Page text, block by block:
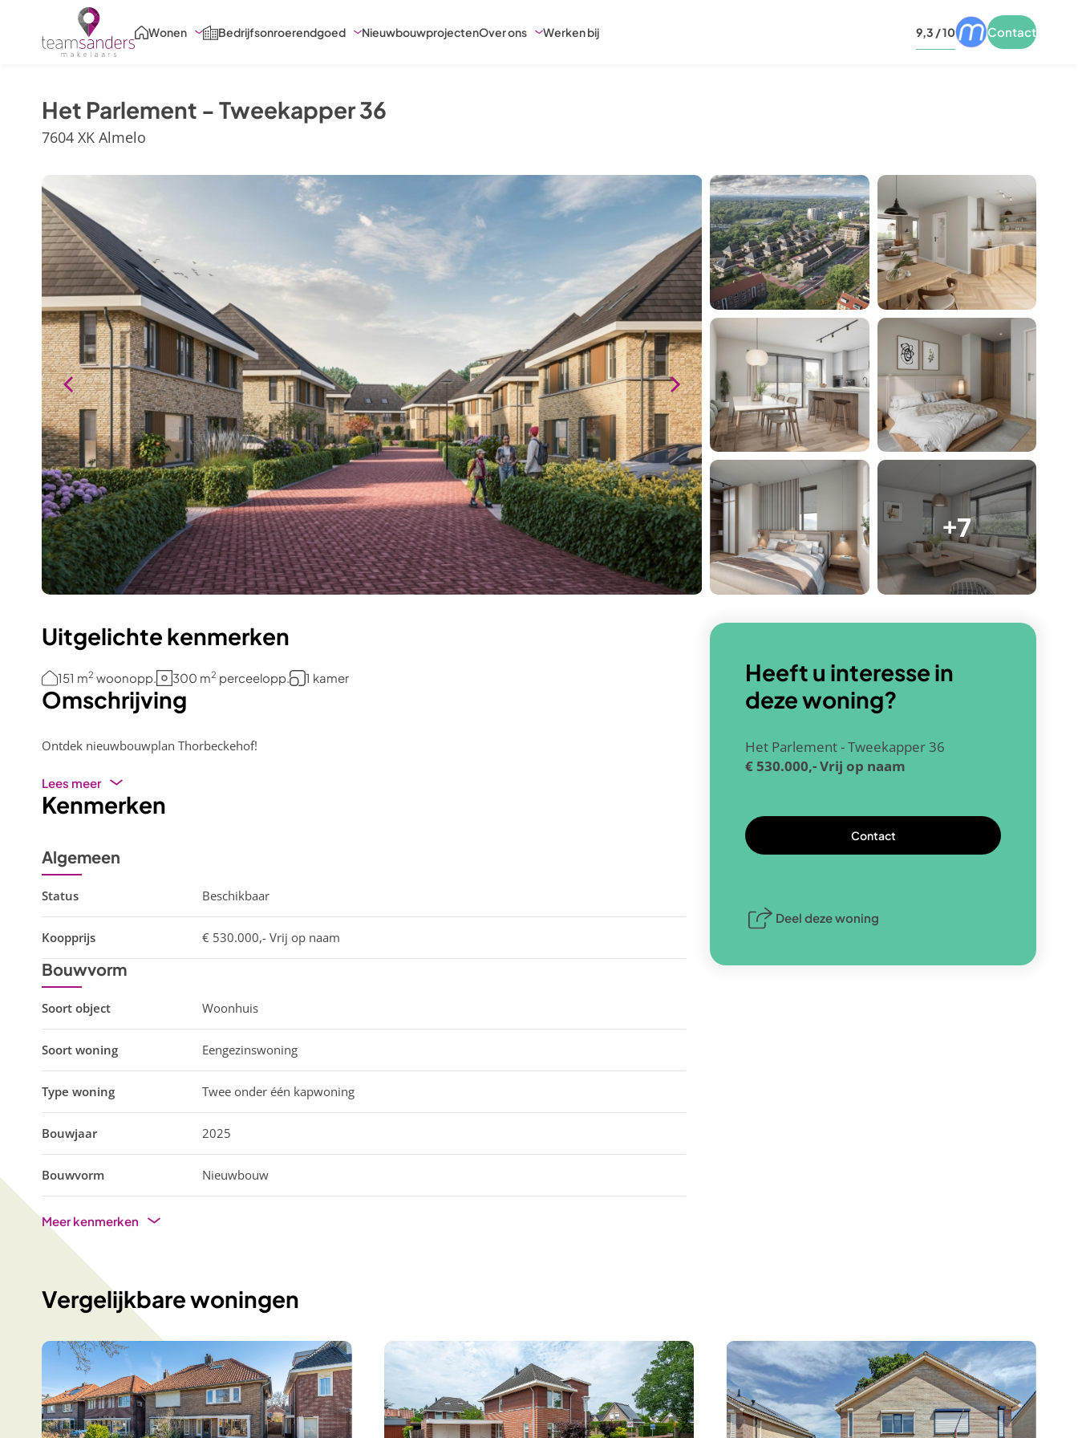
Wonen Bedrijfsonroerendgoed NieuwbouwprojectenOver ons Werken bij 9,3 / 10 Contact
Het Parlement - Tweekapper 36
7604 XK Almelo
+7
Uitgelichte kenmerken
151 m2 woonopp. 300 m2 perceelopp. 1 kamer
Omschrijving
Ontdek nieuwbouwplan Thorbeckehof!
Lees meer
Kenmerken
Algemeen
Status Beschikbaar
Koopprijs € 530.000,- Vrij op naam
Bouwvorm
Soort object Woonhuis
Soort woning Eengezinswoning
Type woning Twee onder één kapwoning
Bouwjaar 2025
Bouwvorm Nieuwbouw
Meer kenmerken
Heeft u interesse in
deze woning?
Het Parlement - Tweekapper 36
€ 530.000,-Vrij op naam
Contact
Deel deze woning
Vergelijkbare woningen